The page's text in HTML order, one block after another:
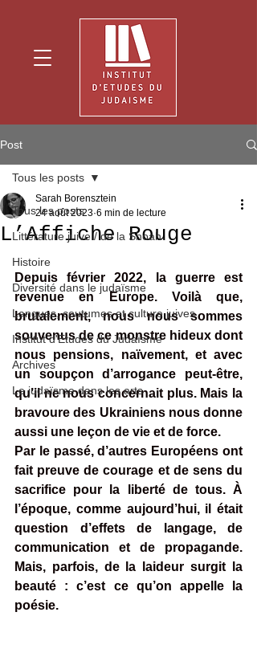
Post
Tous les posts
Littérature juive / de la Shoah
Histoire
Diversité dans le judaïsme
Langues, coutumes et culture juives
Institut d'Etudes du Judaïsme
Archives
Le judaïsme dans les arts
Tous les posts
L’Affiche Rouge
Sarah Borensztein
24 août 2023 6 min de lecture
Depuis février 2022, la guerre est
revenue en Europe. Voilà que,
brutalement, nous nous sommes
souvenus de ce monstre hideux dont
nous pensions, naïvement, et avec
un soupçon d’arrogance peut-être,
qu’il ne nous concernait plus. Mais la
bravoure des Ukrainiens nous donne
aussi une leçon de vie et de force.
Par le passé, d’autres Européens ont
fait preuve de courage et de sens du
sacrifice pour la liberté de tous. À
l’époque, comme aujourd’hui, il était
question d’effets de langage, de
communication et de propagande.
Mais, parfois, de la laideur surgit la
beauté : c’est ce qu’on appelle la
poésie.